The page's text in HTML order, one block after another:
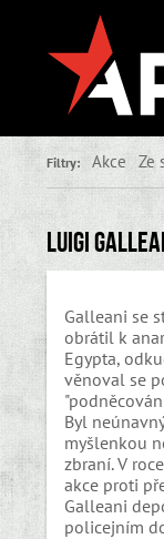
Filtry: Akce Ze
Luigi
Galleani se
obrátil k
Egypta,
věnoval se
Byl
myšlenkou
zbraní. V
akce proti
Galleani
policejním